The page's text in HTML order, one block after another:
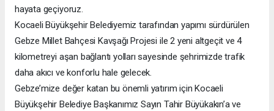
hayata geçiyoruz.
Kocaeli Büyükşehir Belediyemiz tarafından yapımı sürdürülen
Gebze Millet Bahçesi Kavşağı Projesi ile 2 yeni altgeçit ve 4
kilometreyi aşan bağlantı yolları sayesinde şehrimizde trafik
daha akıcı ve konforlu hale gelecek.
Gebze’mize değer katan bu önemli yatırım için Kocaeli
Büyükşehir Belediye Başkanımız Sayın Tahir Büyükakın’a ve